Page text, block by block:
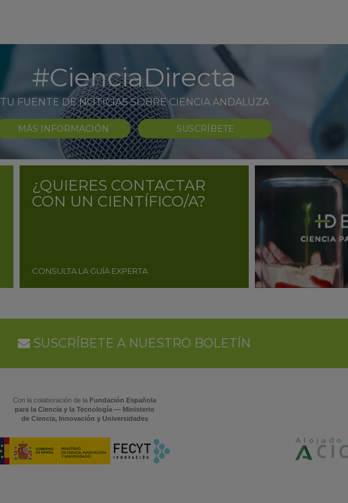
#CienciaDirecta
TU FUENTE DE NOTICIAS SOBRE CIENCIA ANDALUZA
MÁS INFORMACIÓN SUSCRÍBETE
¿QUIERES CONTACTAR
CON UN CIENTÍFICO/A?
CONSULTA LA GUÍA EXPERTA
SUSCRÍBETE A NUESTRO BOLETÍN
Con la colaboración de la Fundación Española
para la Ciencia y la Tecnología — Ministerio
de Ciencia, Innovación y Universidades